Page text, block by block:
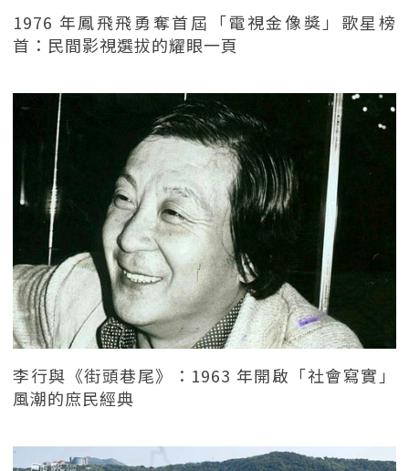
1976 年鳳飛飛勇奪首屆「電視金像獎」歌星榜
首：民間影視選拔的耀眼一頁
李行與《街頭巷尾》：1963 年開啟「社會寫實」
風潮的庶民經典